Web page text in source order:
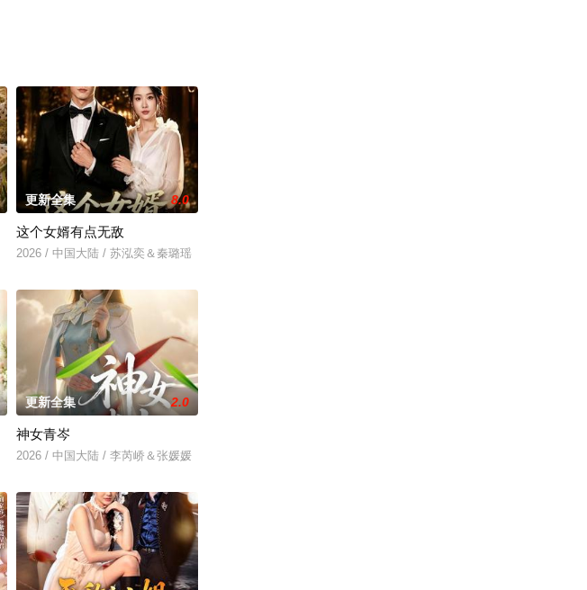
更新全集 8.0
这个女婿有点无敌
2026 / 中国大陆 / 苏泓奕＆秦璐瑶
更新全集 2.0
神女青岑
2026 / 中国大陆 / 李芮峤＆张媛媛